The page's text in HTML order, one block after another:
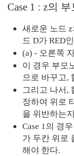
Case 1 : z의
새로운 노드
드 D가 RED
(a) - 오른쪽
이 경우 부모
으로 바꾸고,
그리고 나서,
정하여 위로
을 위반하는
Case 1의 경
가 두칸 위로
해야 한다.